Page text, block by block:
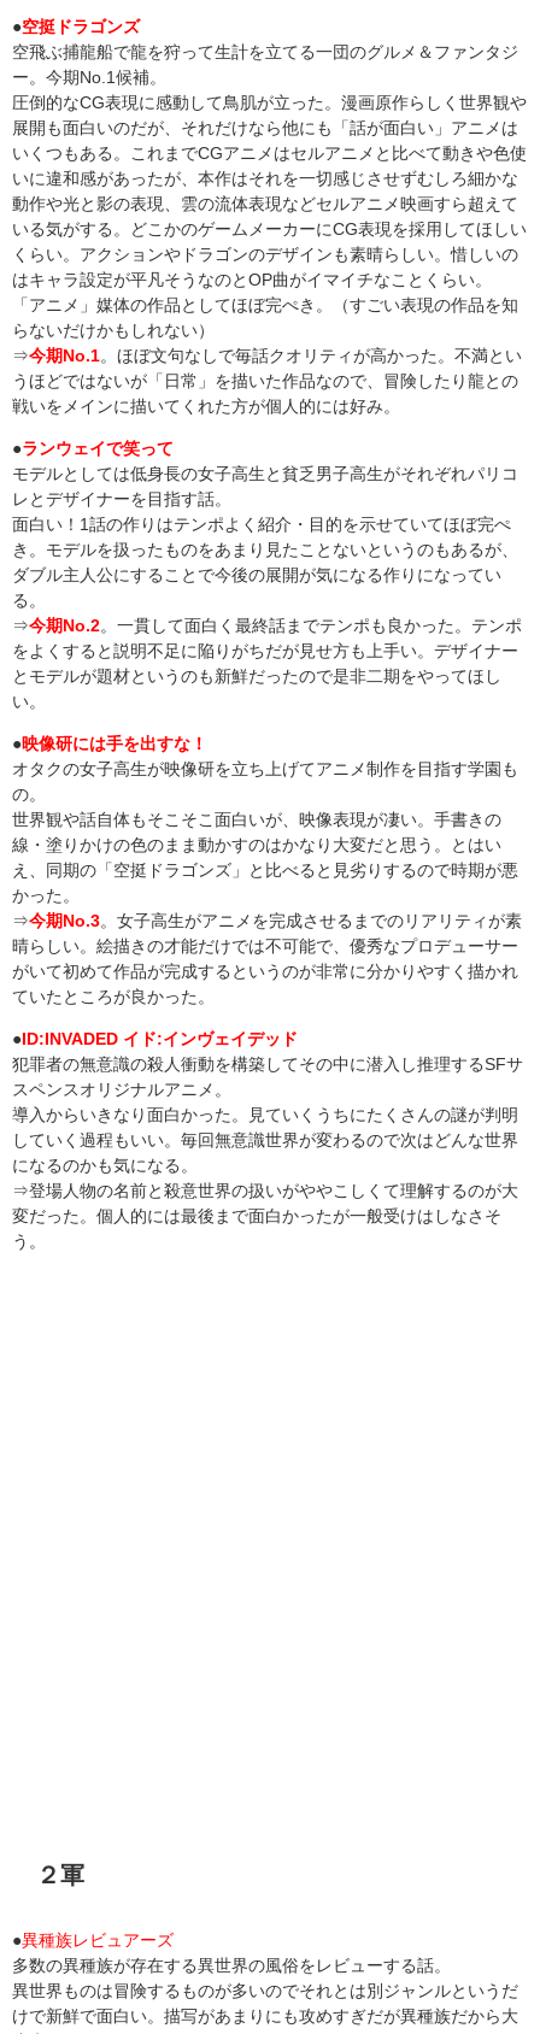
●空挺ドラゴンズ
空飛ぶ捕龍船で龍を狩って生計を立てる一団のグルメ＆ファンタジ
ー。今期No.1候補。
圧倒的なCG表現に感動して鳥肌が立った。漫画原作らしく世界観や
展開も面白いのだが、それだけなら他にも「話が面白い」アニメは
いくつもある。これまでCGアニメはセルアニメと比べて動きや色使
いに違和感があったが、本作はそれを一切感じさせずむしろ細かな
動作や光と影の表現、雲の流体表現などセルアニメ映画すら超えて
いる気がする。どこかのゲームメーカーにCG表現を採用してほしい
くらい。アクションやドラゴンのデザインも素晴らしい。惜しいの
はキャラ設定が平凡そうなのとOP曲がイマイチなことくらい。
「アニメ」媒体の作品としてほぼ完ぺき。（すごい表現の作品を知
らないだけかもしれない）
⇒今期No.1。ほぼ文句なしで毎話クオリティが高かった。不満とい
うほどではないが「日常」を描いた作品なので、冒険したり龍との
戦いをメインに描いてくれた方が個人的には好み。
●ランウェイで笑って
モデルとしては低身長の女子高生と貧乏男子高生がそれぞれパリコ
レとデザイナーを目指す話。
面白い！1話の作りはテンポよく紹介・目的を示せていてほぼ完ぺ
き。モデルを扱ったものをあまり見たことないというのもあるが、
ダブル主人公にすることで今後の展開が気になる作りになってい
る。
⇒今期No.2。一貫して面白く最終話までテンポも良かった。テンポ
をよくすると説明不足に陥りがちだが見せ方も上手い。デザイナー
とモデルが題材というのも新鮮だったので是非二期をやってほし
い。
●映像研には手を出すな！
オタクの女子高生が映像研を立ち上げてアニメ制作を目指す学園も
の。
世界観や話自体もそこそこ面白いが、映像表現が凄い。手書きの
線・塗りかけの色のまま動かすのはかなり大変だと思う。とはい
え、同期の「空挺ドラゴンズ」と比べると見劣りするので時期が悪
かった。
⇒今期No.3。女子高生がアニメを完成させるまでのリアリティが素
晴らしい。絵描きの才能だけでは不可能で、優秀なプロデューサー
がいて初めて作品が完成するというのが非常に分かりやすく描かれ
ていたところが良かった。
●ID:INVADED イド:インヴェイデッド
犯罪者の無意識の殺人衝動を構築してその中に潜入し推理するSFサ
スペンスオリジナルアニメ。
導入からいきなり面白かった。見ていくうちにたくさんの謎が判明
していく過程もいい。毎回無意識世界が変わるので次はどんな世界
になるのかも気になる。
⇒登場人物の名前と殺意世界の扱いがややこしくて理解するのが大
変だった。個人的には最後まで面白かったが一般受けはしなさそ
う。
２軍
●異種族レビュアーズ
多数の異種族が存在する異世界の風俗をレビューする話。
異世界ものは冒険するものが多いのでそれとは別ジャンルというだ
けで新鮮で面白い。描写があまりにも攻めすぎだが異種族だから大